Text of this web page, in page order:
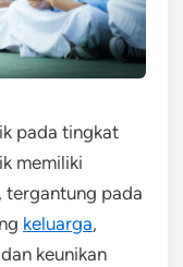
pada tingkat
memiliki
tergantung pada
keluarga,
keunikan